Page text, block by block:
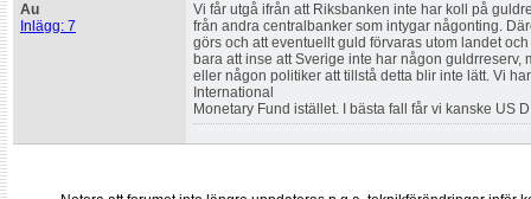
Au
Inlägg: 7
Vi får utgå ifrån att Riksbanken inte har koll på
från andra centralbanker som intygar någonting.
görs och att eventuellt guld förvaras utom landet
bara att inse att Sverige inte har någon guldrreserv,
eller någon politiker att tillstå detta blir inte lätt. Vi
International
Monetary Fund istället. I bästa fall får vi kanske US